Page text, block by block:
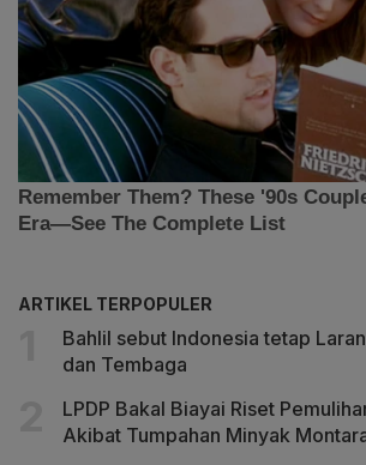
ARTIKEL TERPOPULER
Bahlil sebut Indonesia tetap
dan Tembaga
LPDP Bakal Biayai Riset
Akibat Tumpahan Minyak